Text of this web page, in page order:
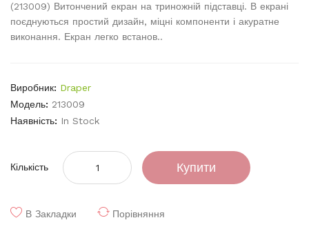
(213009) Витончений екран на триножній підставці. В екрані
поєднуються простий дизайн, міцні компоненти і акуратне
виконання. Екран легко встанов..
Виробник: Draper
Модель: 213009
Наявність: In Stock
Кількість Купити
В Закладки Порівняння